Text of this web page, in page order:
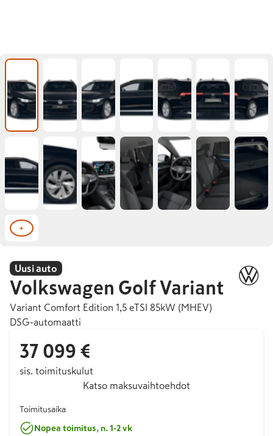
+
Uusi auto
Volkswagen Golf Variant
Variant Comfort Edition 1,5 eTSI 85kW (MHEV)
DSG-automaatti
37 099 €
sis. toimituskulut
Katso maksuvaihtoehdot
Toimitusaika
Nopea toimitus, n. 1-2 vk